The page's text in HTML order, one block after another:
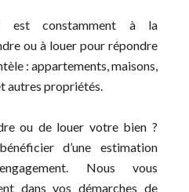
est constamment à la
ou à louer pour répondre
: appartements, maisons,
autres propriétés.
ou de louer votre bien ?
d’une estimation
Nous vous
dans vos démarches de